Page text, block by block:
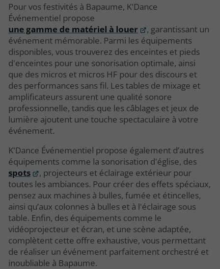
Pour vos festivités à Bapaume, K'Dance
Événementiel propose
une gamme de matériel à louer
, garantissant un
événement mémorable. Parmi les équipements
disponibles, vous trouverez des enceintes et pieds
d'enceintes pour une sonorisation optimale, ainsi
que des micros et micros HF pour des discours et
des performances sans fil. Les tables de mixage et
amplificateurs assurent une qualité sonore
professionnelle, tandis que les câblages et jeux de
lumière ajoutent une touche spectaculaire à votre
événement.
K'Dance Événementiel propose également d’autres
équipements comme la sonorisation d'église, des
spots
, projecteurs et éclairage extérieur pour
toutes les ambiances. Pour créer des effets spéciaux,
pensez aux machines à bulles, fumée et étincelles,
ainsi qu’aux colonnes à bulles et à l'éclairage sous
table. Enfin, des équipements comme le
vidéoprojecteur et écran, et une scène adaptée,
complètent cette offre exhaustive, vous permettant
de réaliser un événement parfaitement orchestré et
inoubliable à Bapaume.